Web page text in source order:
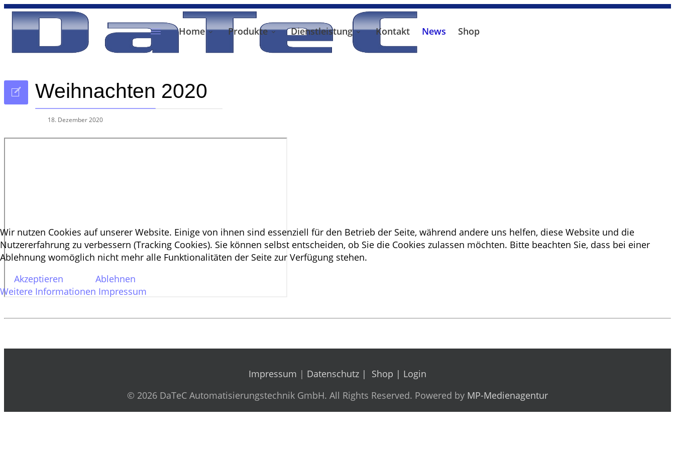
Home Produkte Dienstleistung Kontakt News Shop
Weihnachten 2020
18. Dezember 2020
Impressum | Datenschutz | Shop | Login
© 2026 DaTeC Automatisierungstechnik GmbH. All Rights Reserved. Powered by MP-Medienagentur
Wir nutzen Cookies auf unserer Website. Einige von ihnen sind essenziell für den Betrieb der Seite, während andere uns helfen, diese Website und die
Nutzererfahrung zu verbessern (Tracking Cookies). Sie können selbst entscheiden, ob Sie die Cookies zulassen möchten. Bitte beachten Sie, dass bei einer
Ablehnung womöglich nicht mehr alle Funktionalitäten der Seite zur Verfügung stehen.
Akzeptieren
Ablehnen
Weitere Informationen Impressum